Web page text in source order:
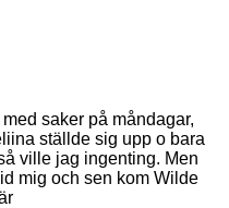
saker på måndagar,
ställde sig upp o bara
ville jag ingenting. Men
mig och sen kom Wilde